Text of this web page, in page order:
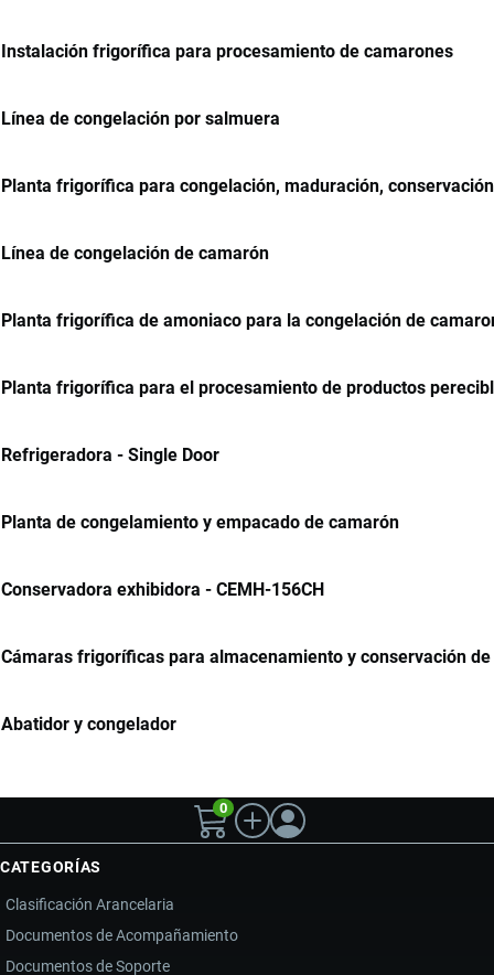
Instalación frigorífica para procesamiento de camarones
Línea de congelación por salmuera
Planta frigorífica para congelación, maduración,
Línea de congelación de camarón
Planta frigorífica de amoniaco para la congelación de
Planta frigorífica para el procesamiento de productos
Refrigeradora - Single Door
Planta de congelamiento y empacado de camarón
Conservadora exhibidora - CEMH-156CH
Cámaras frigoríficas para almacenamiento y conservación
Abatidor y congelador
0
CATEGORÍAS
Clasificación Arancelaria
Documentos de Acompañamiento
Documentos de Soporte